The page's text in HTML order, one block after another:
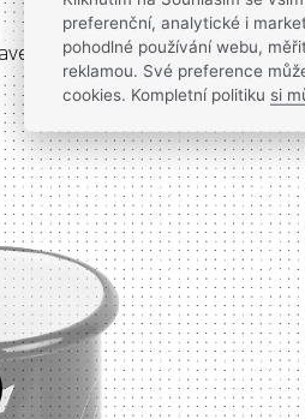
preferenční, analytické i
pohodlné používání webu,
reklamou. Své preference
cookies. Kompletní politiku si